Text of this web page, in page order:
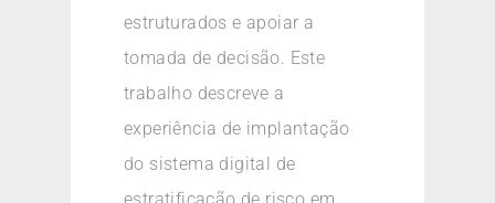
estruturados e apoiar a
tomada de decisão. Este
trabalho descreve a
experiência de implantação
do sistema digital de